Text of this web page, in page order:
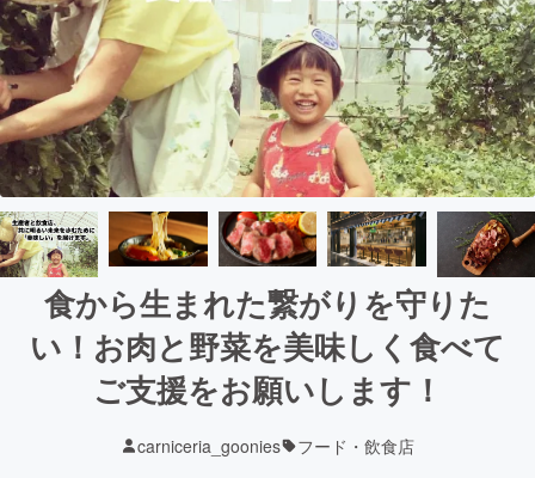
食から生まれた繋がりを守りた
い！お肉と野菜を美味しく食べて
ご支援をお願いします！
carniceria_goonies フード・飲食店